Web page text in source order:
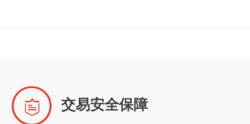
 交易安全保障